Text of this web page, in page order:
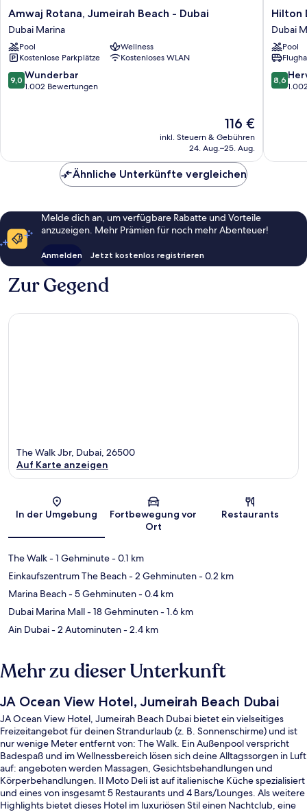
Amwaj
Rotana,
Jumeirah
Beach
-
Dubai
Dubai
Amwaj Rotana, Jumeirah Beach - Dubai
Dubai Marina
Pool
Wellness
Kostenlose Parkplätze
Kostenloses WLAN
9.0
von
9,0 Wunderbar
1.002 Bewertungen
Der
Preis
beträgt
116 €
inkl. Steuern & Gebühren
24. Aug.–25. Aug.
Hilton
Dubai
the
Walk
Dubai
Marina
Hilton
Dubai
Pool
8.6
von
8,6
Ähnliche Unterkünfte vergleichen
Melde dich an, um verfügbare Rabatte und Vorteile
anzuzeigen. Mehr Prämien für noch mehr Abenteuer!
Anmelden Jetzt kostenlos registrieren
Zur Gegend
Karte
The Walk Jbr, Dubai, 26500
Auf Karte anzeigen
In der Umgebung
Fortbewegung vor
Ort
Restaurants
The Walk- 1 Gehminute- 0.1 km
Einkaufszentrum The Beach- 2 Gehminuten- 0.2 km
Marina Beach- 5 Gehminuten- 0.4 km
Dubai Marina Mall- 18 Gehminuten- 1.6 km
Ain Dubai- 2 Autominuten- 2.4 km
Mehr zu dieser Unterkunft
JA Ocean View Hotel, Jumeirah Beach Dubai
JA Ocean View Hotel, Jumeirah Beach Dubai bietet ein vielseitiges
Freizeitangebot für deinen Strandurlaub (z. B. Sonnenschirme) und ist
nur wenige Meter entfernt von: The Walk. Ein Außenpool verspricht
Badespaß und im Wellnessbereich lösen sich deine Alltagssorgen in Luft
auf: angeboten werden Massagen, Gesichtsbehandlungen und
Körperbehandlungen. Il Moto Deli ist auf italienische Küche spezialisiert
und eines von insgesamt 5 Restaurants und 4 Bars/Lounges. Als weitere
Highlights bietet dieses Hotel im luxuriösen Stil einen Nachtclub, eine